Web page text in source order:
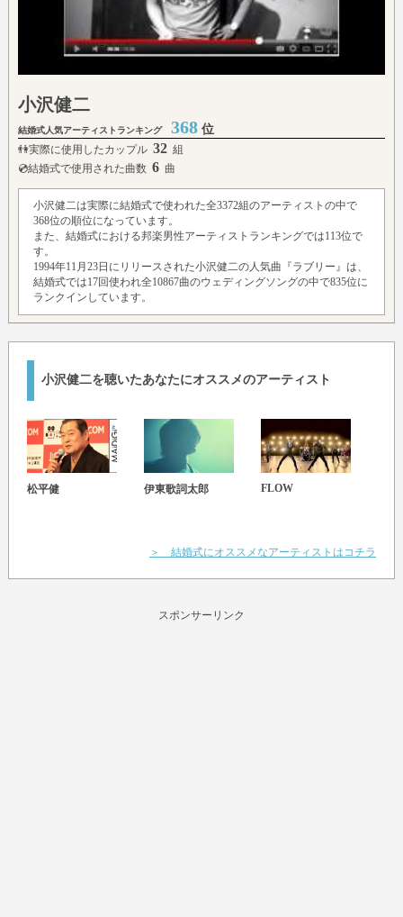
小沢健二
結婚式人気アーティストランキング 368 位
👫実際に使用したカップル 32 組
💿結婚式で使用された曲数 6 曲
小沢健二は実際に結婚式で使われた全3372組のアーティストの中で
368位の順位になっています。
また、結婚式における邦楽男性アーティストランキングでは113位で
す。
1994年11月23日にリリースされた小沢健二の人気曲『ラブリー』は、
結婚式では17回使われ全10867曲のウェディングソングの中で835位に
ランクインしています。
小沢健二を聴いたあなたにオススメのアーティスト
松平健 伊東歌詞太郎 FLOW
＞ 結婚式にオススメなアーティストはコチラ
スポンサーリンク